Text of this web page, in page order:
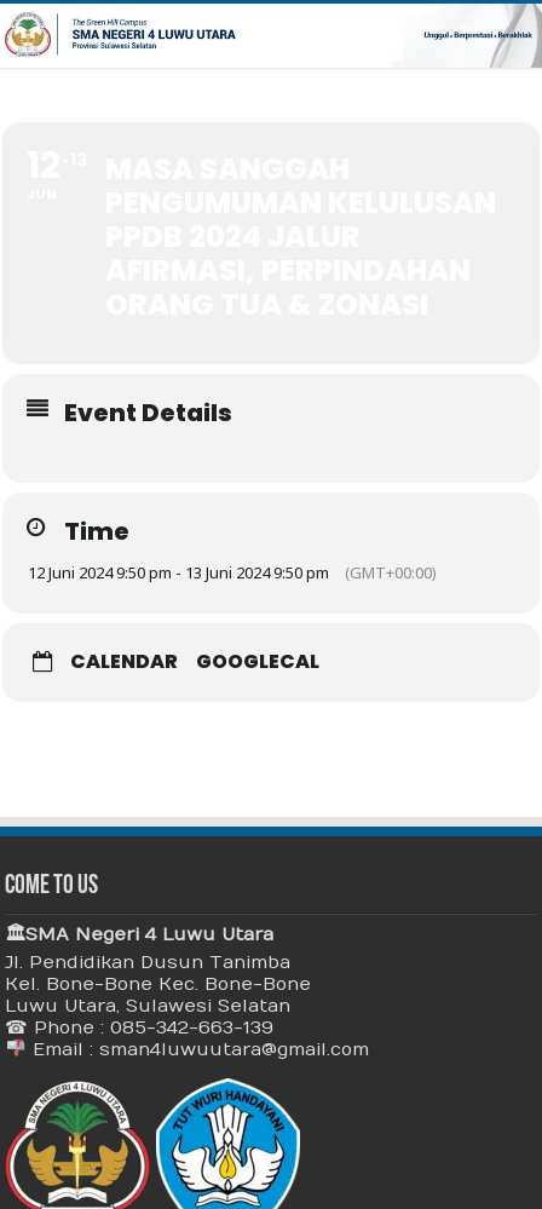
Event Details
Time
12 Juni 2024 9:50 pm - 13 Juni 2024 9:50 pm (GMT+00:00)
CALENDAR GOOGLECAL
Come To Us
🏛 SMA Negeri 4 Luwu Utara
Jl. Pendidikan Dusun Tanimba
Kel. Bone-Bone Kec. Bone-Bone
Luwu Utara, Sulawesi Selatan
☎ Phone : 085-342-663-139
Email : sman4luwuutara@gmail.com